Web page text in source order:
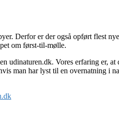
Derfor er der også opført flest
om først-til-mølle.
udinaturen.dk. Vores erfaring er,
man har lyst til en overnatning i